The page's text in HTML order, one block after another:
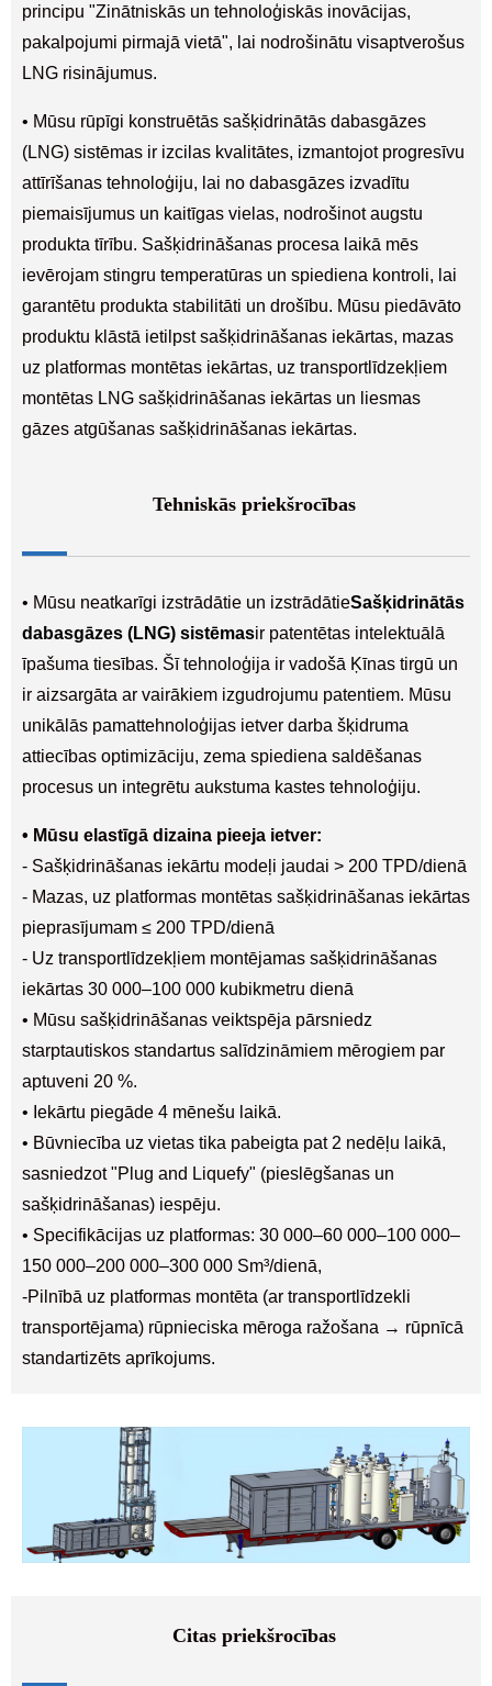
principu "Zinātniskās un tehnoloģiskās inovācijas,
pakalpojumi pirmajā vietā", lai nodrošinātu visaptverošus
LNG risinājumus.
• Mūsu rūpīgi konstruētās sašķidrinātās dabasgāzes
(LNG) sistēmas ir izcilas kvalitātes, izmantojot progresīvu
attīrīšanas tehnoloģiju, lai no dabasgāzes izvadītu
piemaisījumus un kaitīgas vielas, nodrošinot augstu
produkta tīrību. Sašķidrināšanas procesa laikā mēs
ievērojam stingru temperatūras un spiediena kontroli, lai
garantētu produkta stabilitāti un drošību. Mūsu piedāvāto
produktu klāstā ietilpst sašķidrināšanas iekārtas, mazas
uz platformas montētas iekārtas, uz transportlīdzekļiem
montētas LNG sašķidrināšanas iekārtas un liesmas
gāzes atgūšanas sašķidrināšanas iekārtas.
Tehniskās priekšrocības
• Mūsu neatkarīgi izstrādātie un izstrādātieSašķidrinātās
dabasgāzes (LNG) sistēmasir patentētas intelektuālā
īpašuma tiesības. Šī tehnoloģija ir vadošā Ķīnas tirgū un
ir aizsargāta ar vairākiem izgudrojumu patentiem. Mūsu
unikālās pamattehnoloģijas ietver darba šķidruma
attiecības optimizāciju, zema spiediena saldēšanas
procesus un integrētu aukstuma kastes tehnoloģiju.
• Mūsu elastīgā dizaina pieeja ietver:
- Sašķidrināšanas iekārtu modeļi jaudai > 200 TPD/dienā
- Mazas, uz platformas montētas sašķidrināšanas iekārtas
pieprasījumam ≤ 200 TPD/dienā
- Uz transportlīdzekļiem montējamas sašķidrināšanas
iekārtas 30 000–100 000 kubikmetru dienā
• Mūsu sašķidrināšanas veiktspēja pārsniedz
starptautiskos standartus salīdzināmiem mērogiem par
aptuveni 20 %.
• Iekārtu piegāde 4 mēnešu laikā.
• Būvniecība uz vietas tika pabeigta pat 2 nedēļu laikā,
sasniedzot "Plug and Liquefy" (pieslēgšanas un
sašķidrināšanas) iespēju.
• Specifikācijas uz platformas: 30 000–60 000–100 000–
150 000–200 000–300 000 Sm³/dienā,
-Pilnībā uz platformas montēta (ar transportlīdzekli
transportējama) rūpnieciska mēroga ražošana → rūpnīcā
standartizēts aprīkojums.
Citas priekšrocības